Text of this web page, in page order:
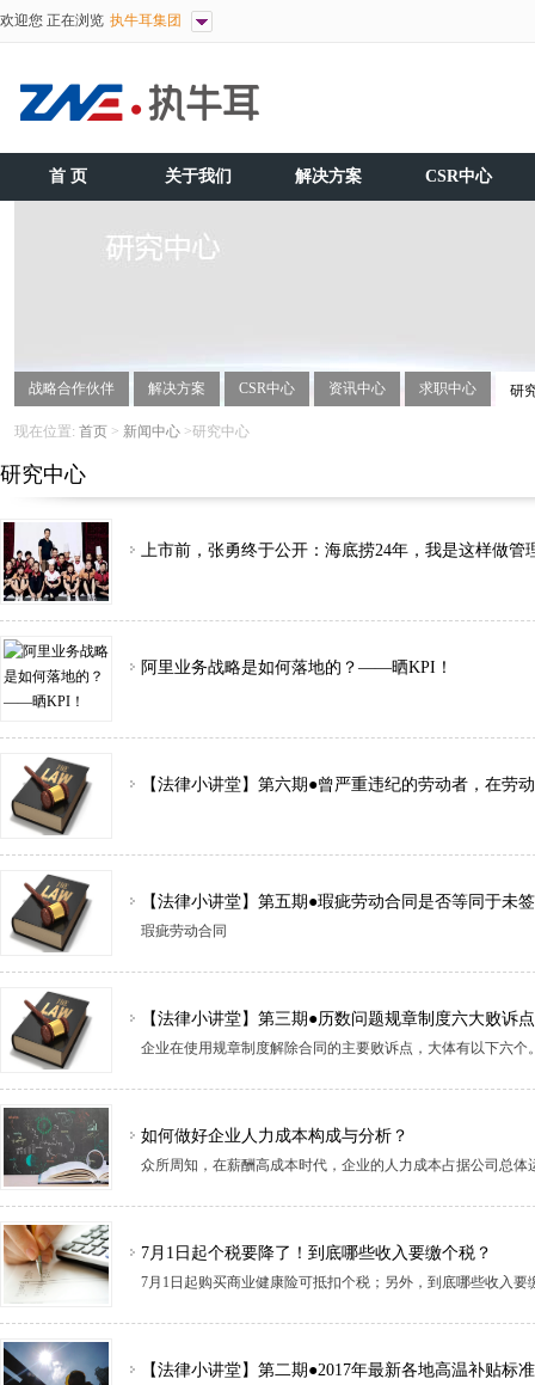
欢迎您 正在浏览 执牛耳集团
首 页 关于我们 解决方案 CSR中心
战略合作伙伴 解决方案 CSR中心 资讯中心 求职中心 研
现在位置: 首页 > 新闻中心 >研究中心
研究中心
上市前，张勇终于公开：海底捞24年，我是这样做管
阿里业务战略是如何落地的？——晒KPI！
【法律小讲堂】第六期●曾严重违纪的劳动者，在劳
【法律小讲堂】第五期●瑕疵劳动合同是否等同于未
瑕疵劳动合同
【法律小讲堂】第三期●历数问题规章制度六大败诉点
企业在使用规章制度解除合同的主要败诉点，大体有以下六个
如何做好企业人力成本构成与分析？
众所周知，在薪酬高成本时代，企业的人力成本占据公司总
7月1日起个税要降了！到底哪些收入要缴个税？
7月1日起购买商业健康险可抵扣个税；另外，到底哪些收入要
【法律小讲堂】第二期●2017年最新各地高温补贴标准